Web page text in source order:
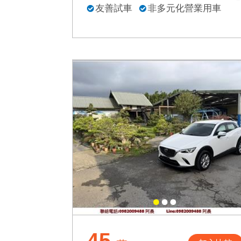
友善試車
非多元化營業用車